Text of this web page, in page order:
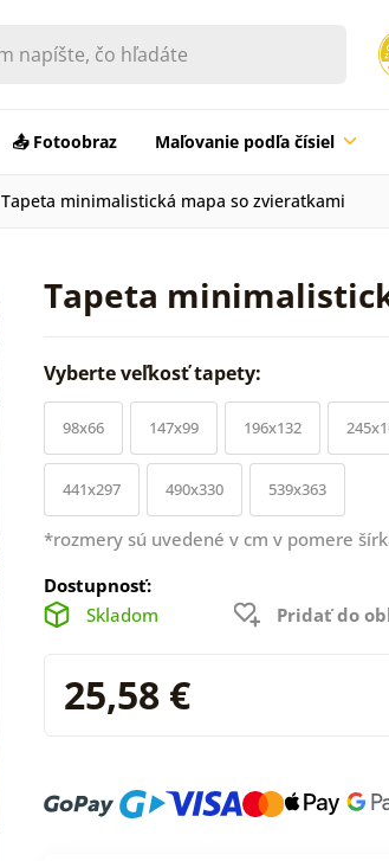
📤 Fotoobraz Maľovanie podľa čísiel
Tapeta minimalistická mapa so zvieratkami
Tapeta
Vyberte veľkosť tapety:
98x66 147x99 196x132
441x297 490x330 539x363
*rozmery sú uvedené v cm v pomere
Dostupnosť:
Skladom
Pridať do
25,58 €